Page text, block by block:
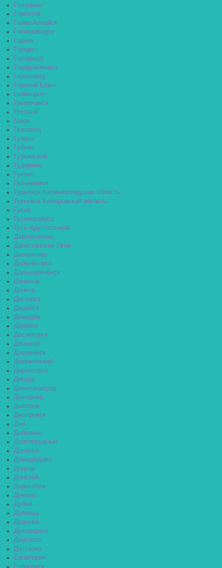
Голицыно
Горбатов
Горно-Алтайск
Горнозаводск
Горняк
Городец
Городище
Городовиковск
Гороховец
Горячий Ключ
Грайворон
Гремячинск
Грозный
Грязи
Грязовец
Губаха
Губкин
Губкинский
Гудермес
Гуково
Гулькевичи
Гурьевск Калининградская область
Гурьевск Кемеровская область
Гусев
Гусиноозёрск
Гусь-Хрустальный
Давлеканово
Дагестанские Огни
Далматово
Дальнегорск
Дальнереченск
Данилов
Данков
Дегтярск
Дедовск
Демидов
Дербент
Десногорск
Джанкой
Дзержинск
Дзержинский
Дивногорск
Дигора
Димитровград
Дмитриев
Дмитров
Дмитровск
Дно
Добрянка
Долгопрудный
Долинск
Домодедово
Донецк
Донской
Дорогобуж
Дрезна
Дубна
Дубовка
Дудинка
Духовщина
Дюртюли
Дятьково
Евпатория
Егорьевск